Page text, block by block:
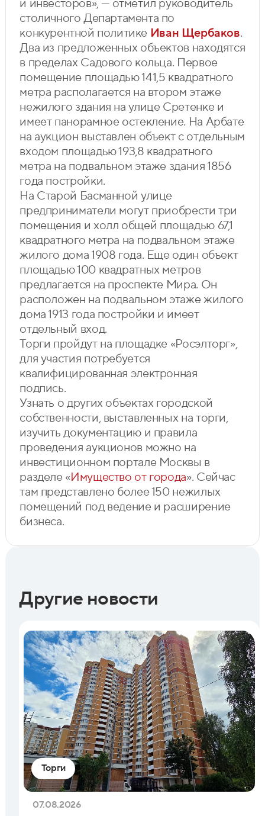
и инвесторов», — отметил руководитель
столичного Департамента по
конкурентной политике Иван Щербаков.
Два из предложенных объектов находятся
в пределах Садового кольца. Первое
помещение площадью 141,5 квадратного
метра располагается на втором этаже
нежилого здания на улице Сретенке и
имеет панорамное остекление. На Арбате
на аукцион выставлен объект с отдельным
входом площадью 193,8 квадратного
метра на подвальном этаже здания 1856
года постройки.
На Старой Басманной улице
предприниматели могут приобрести три
помещения и холл общей площадью 67,1
квадратного метра на подвальном этаже
жилого дома 1908 года. Еще один объект
площадью 100 квадратных метров
предлагается на проспекте Мира. Он
расположен на подвальном этаже жилого
дома 1913 года постройки и имеет
отдельный вход.
Торги пройдут на площадке «Росэлторг»,
для участия потребуется
квалифицированная электронная
подпись.
Узнать о других объектах городской
собственности, выставленных на торги,
изучить документацию и правила
проведения аукционов можно на
инвестиционном портале Москвы в
разделе «Имущество от города». Сейчас
там представлено более 150 нежилых
помещений под ведение и расширение
бизнеса.
Другие новости
Торги
07.08.2026